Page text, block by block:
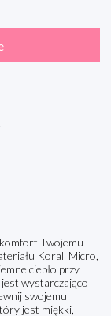
Twojemu
Korall Micro,
ciepło przy
wystarczająco
swojemu
jest miękki,